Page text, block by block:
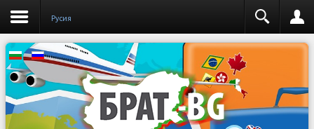
Русия